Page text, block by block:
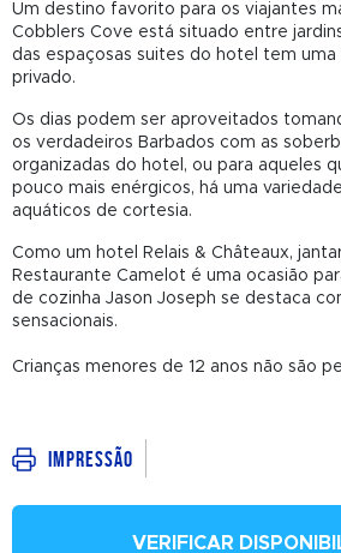
Um destino favorito para os viajantes
Cobblers Cove está situado entre
das espaçosas suites do hotel tem uma
privado.
Os dias podem ser aproveitados
os verdadeiros Barbados com as
organizadas do hotel, ou para aqueles
pouco mais enérgicos, há uma
aquáticos de cortesia.
Como um hotel Relais & Châteaux,
Restaurante Camelot é uma ocasião
de cozinha Jason Joseph se destaca
sensacionais.
Crianças menores de 12 anos não são
Impressão
VERIFICAR